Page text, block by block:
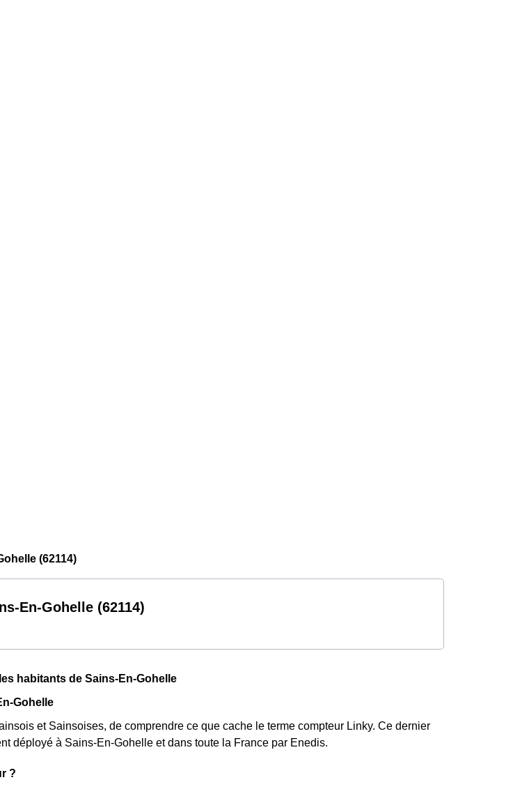
(62114)
En-Gohelle (62114)
habitants de Sains-En-Gohelle
Gohelle
et Sainsoises, de comprendre ce que cache le terme compteur Linky. Ce dernier
déployé à Sains-En-Gohelle et dans toute la France par Enedis.
?